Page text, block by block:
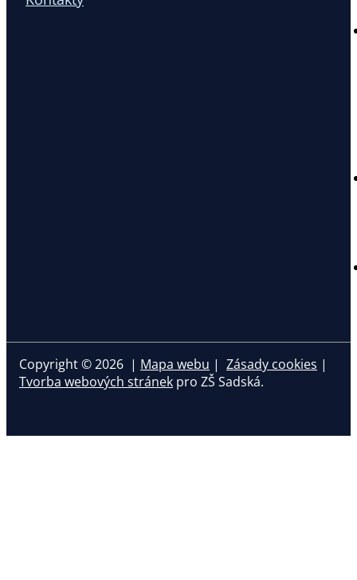
Copyright © 2026 | Mapa webu | Zásady cookies |
Tvorba webových stránek pro ZŠ Sadská.